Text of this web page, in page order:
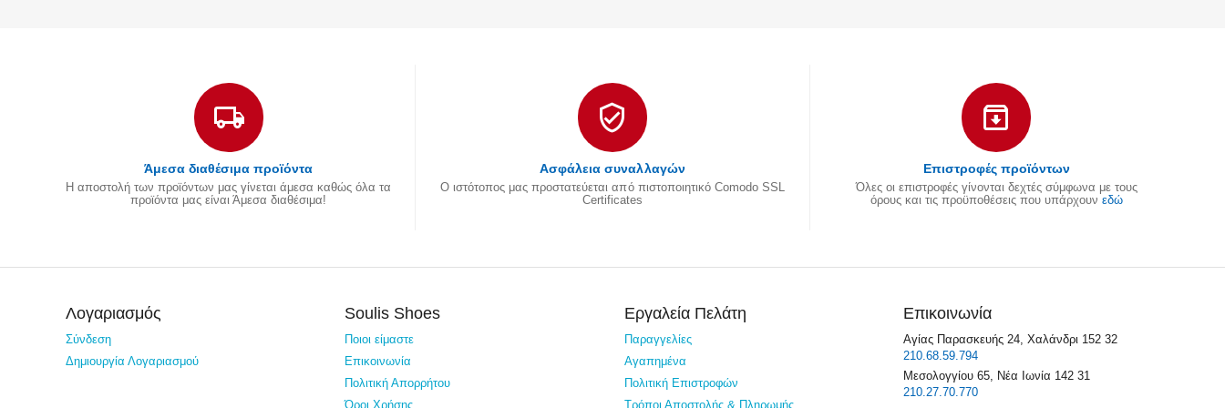
Άμεσα διαθέσιμα προϊόντα
Η αποστολή των προϊόντων μας γίνεται άμεσα καθώς όλα τα
προϊόντα μας είναι Άμεσα διαθέσιμα!
Ασφάλεια συναλλαγών
Ο ιστότοπος μας προστατεύεται από πιστοποιητικό Comodo SSL
Certificates
Επιστροφές προϊόντων
Όλες οι επιστροφές γίνονται δεχτές σύμφωνα με τους
όρους και τις προϋποθέσεις που υπάρχουν εδώ
Λογαριασμός
Σύνδεση
Δημιουργία Λογαριασμού
Soulis Shoes
Ποιοι είμαστε
Επικοινωνία
Πολιτική Απορρήτου
Όροι Χρήσης
Εργαλεία Πελάτη
Παραγγελίες
Αγαπημένα
Πολιτική Επιστροφών
Τρόποι Αποστολής & Πληρωμής
Επικοινωνία
Αγίας Παρασκευής 24, Χαλάνδρι 152 32
210.68.59.794
Μεσολογγίου 65, Νέα Ιωνία 142 31
210.27.70.770